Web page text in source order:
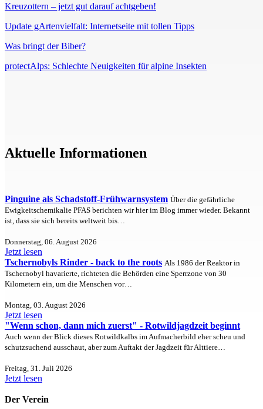
Kreuzottern – jetzt gut darauf achtgeben!
Update gArtenvielfalt: Internetseite mit tollen Tipps
Was bringt der Biber?
protectAlps: Schlechte Neuigkeiten für alpine Insekten
Aktuelle Informationen
Pinguine als Schadstoff-Frühwarnsystem Über die gefährliche
Ewigkeitschemikalie PFAS berichten wir hier im Blog immer wieder. Bekannt
ist, dass sie sich bereits weltweit bis…
Donnerstag, 06. August 2026
Jetzt lesen
Tschernobyls Rinder - back to the roots Als 1986 der Reaktor in
Tschernobyl havarierte, richteten die Behörden eine Sperrzone von 30
Kilometern ein, um die Menschen vor…
Montag, 03. August 2026
Jetzt lesen
"Wenn schon, dann mich zuerst" - Rotwildjagdzeit beginnt
Auch wenn der Blick dieses Rotwildkalbs im Aufmacherbild eher scheu und
schutzsuchend ausschaut, aber zum Auftakt der Jagdzeit für Alttiere…
Freitag, 31. Juli 2026
Jetzt lesen
Der Verein